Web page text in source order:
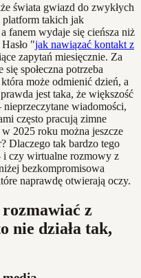
świata gwiazd do zwykłych
takich jak
fanem wydaje się cieńsza niż
"jak nawiązać kontakt z
zapytań miesięcznie. Za
społeczna potrzeba
może odmienić dzień, a
jest taka, że większość
wiadomości,
często pracują zimne
2025 roku można jeszcze
Dlaczego tak bardzo tego
i czy wirtualne rozmowy z
bezkompromisowa
naprawdę otwierają oczy.
rozmawiać z
nie działa tak,